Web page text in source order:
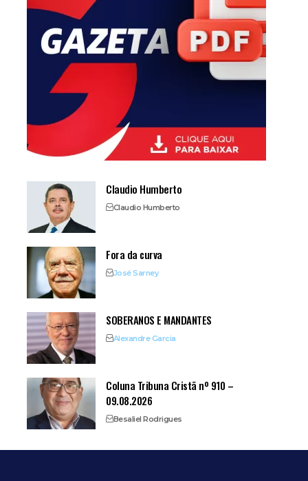
Claudio Humberto
Claudio Humberto
Fora da curva
José Sarney
SOBERANOS E MANDANTES
Alexandre Garcia
Coluna Tribuna Cristã nº 910 –
09.08.2026
Besaliel Rodrigues